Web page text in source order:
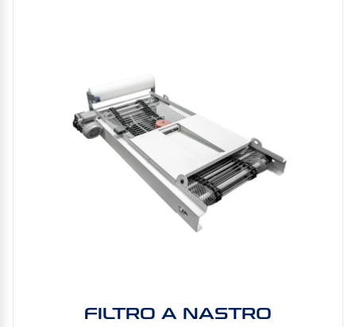
FILTRO A NASTRO